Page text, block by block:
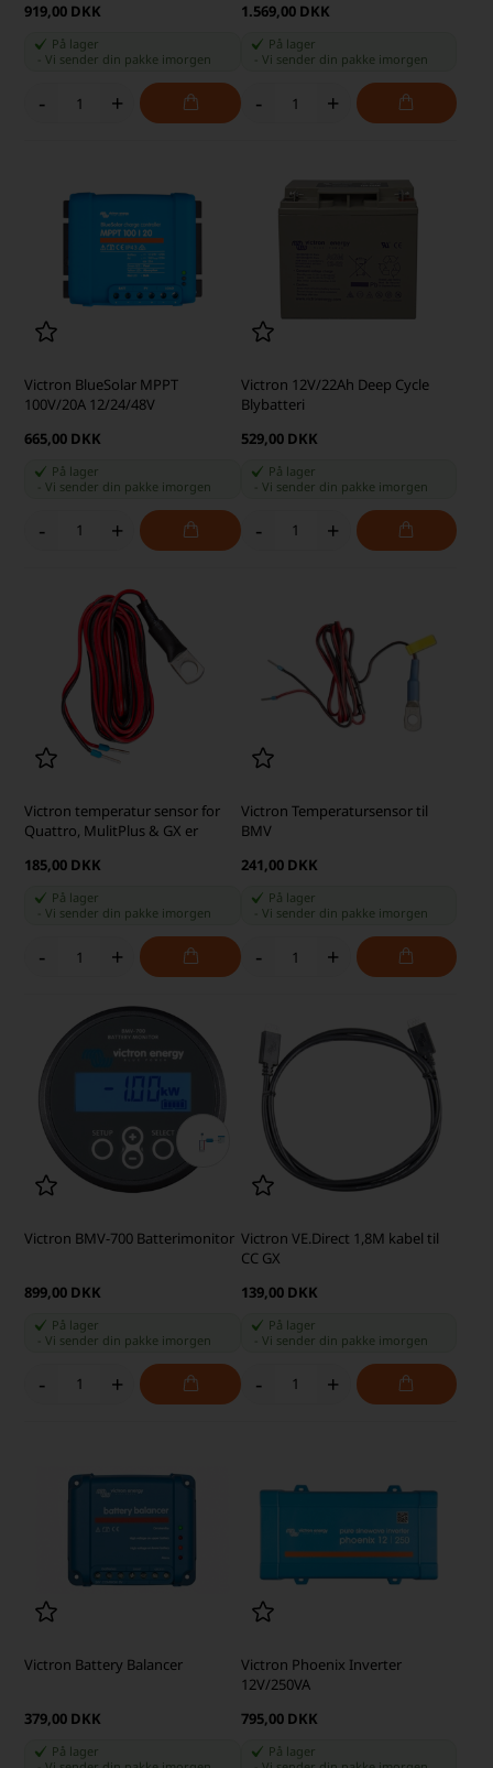
919,00 DKK
På lager
-Vi sender din pakke imorgen
- +
1.569,00 DKK
På lager
Vi sender din pakke imorgen
- +
Victron BlueSolar MPPT
100V/20A 12/24/48V
665,00 DKK
På lager
-Vi sender din pakke imorgen
- +
Victron 12V/22Ah Deep Cycle
Blybatteri
529,00 DKK
På lager
Vi sender din pakke imorgen
- +
Victron temperatur sensor for
Quattro, MulitPlus & GX er
185,00 DKK
På lager
-Vi sender din pakke imorgen
- +
Victron Temperatursensor til
BMV
241,00 DKK
På lager
Vi sender din pakke imorgen
- +
Victron BMV-700 Batterimonitor
899,00 DKK
På lager
-Vi sender din pakke imorgen
- +
Victron VE.Direct 1,8M kabel til
CC GX
139,00 DKK
På lager
Vi sender din pakke imorgen
- +
Victron Battery Balancer
379,00 DKK
På lager
Victron Phoenix Inverter
12V/250VA
795,00 DKK
På lager